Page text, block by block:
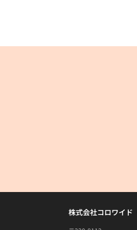
株式会社コロワイド